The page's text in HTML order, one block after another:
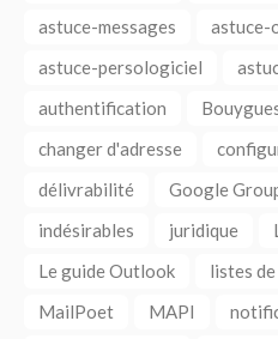
astuce-messages
astuce-
astuce-persologiciel
authentification
changer d'adresse
délivrabilité
Google
indésirables
juridique
Le guide Outlook
listes
MailPoet
MAPI